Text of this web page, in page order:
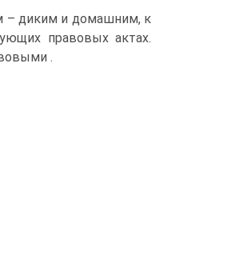
– диким и домашним, к
правовых актах.
.